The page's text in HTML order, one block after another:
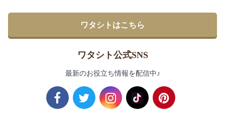
ワタシトはこちら
ワタシト公式SNS
最新のお役立ち情報を配信中♪